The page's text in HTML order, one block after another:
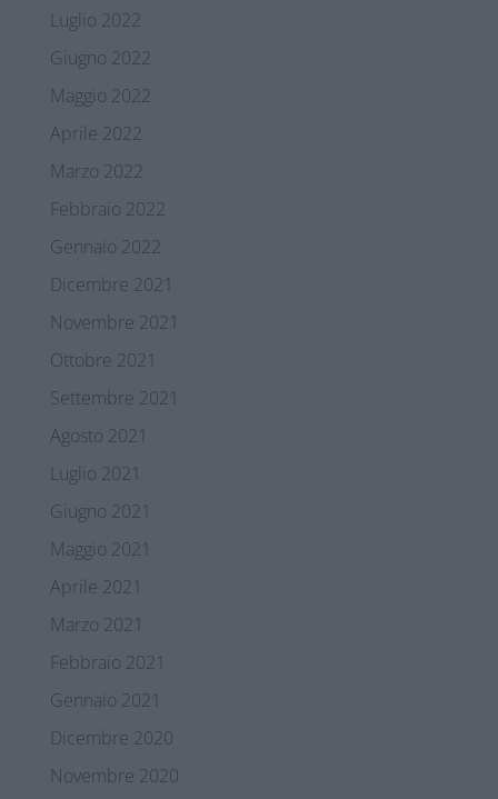
Luglio 2022
Giugno 2022
Maggio 2022
Aprile 2022
Marzo 2022
Febbraio 2022
Gennaio 2022
Dicembre 2021
Novembre 2021
Ottobre 2021
Settembre 2021
Agosto 2021
Luglio 2021
Giugno 2021
Maggio 2021
Aprile 2021
Marzo 2021
Febbraio 2021
Gennaio 2021
Dicembre 2020
Novembre 2020